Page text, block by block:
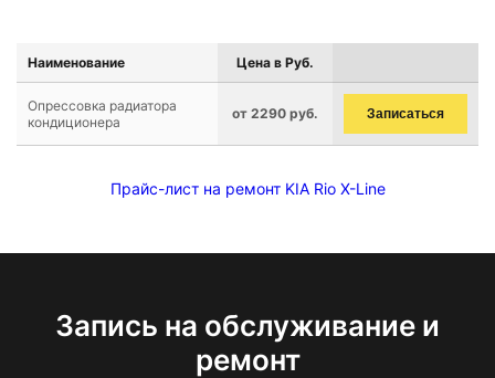
Наименование Цена в Руб.
Опрессовка радиатора
кондиционера
от 2290 руб. Записаться
Прайс-лист на ремонт KIA Rio X-Line
Запись на обслуживание и
ремонт